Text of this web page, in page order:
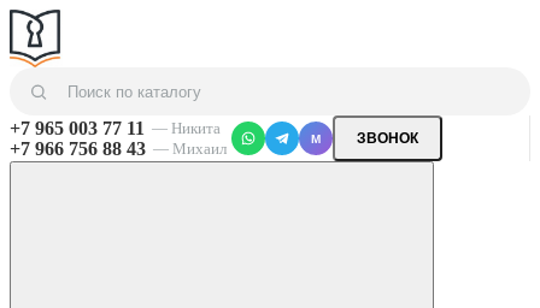
+7 965 003 77 11 — Никита
+7 966 756 88 43 — Михаил
M ЗВОНОК